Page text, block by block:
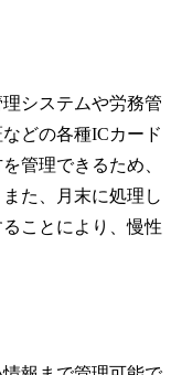
システムや労務管
どの各種ICカード
管理できるため、
た、月末に処理し
ことにより、慢性